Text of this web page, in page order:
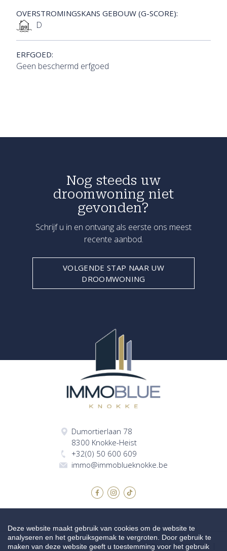
OVERSTROMINGSKANS GEBOUW (G-SCORE):
D
ERFGOED:
Geen beschermd erfgoed
Nog steeds uw
droomwoning niet
gevonden?
Schrijf u in en ontvang als eerste ons meest
recente aanbod.
VOLGENDE STAP NAAR UW
DROOMWONING
Dumortierlaan 78
8300 Knokke-Heist
+32(0) 50 600 609
immo@immoblueknokke.be
© 2026 Immo Blue Knokke | Made by Zabun|Disclaimer
Deze website maakt gebruik van cookies om de website te
analyseren en het gebruiksgemak te vergroten. Door gebruik te
maken van deze website geeft u toestemming voor het gebruik